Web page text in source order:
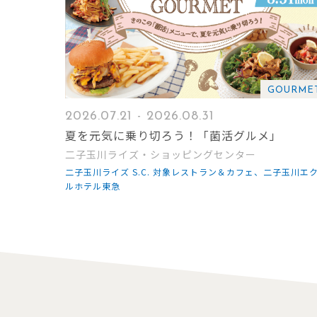
2026.07.21 - 2026.08.31
夏を元気に乗り切ろう！「菌活グルメ」
二子玉川ライズ・ショッピングセンター
二子玉川ライズ S.C. 対象レストラン＆カフェ、二子玉川エ
ルホテル東急